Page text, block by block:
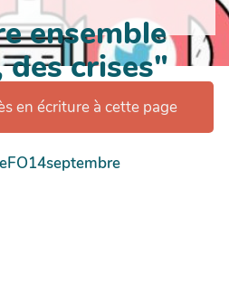
ensemble
des crises"
en écriture à cette page